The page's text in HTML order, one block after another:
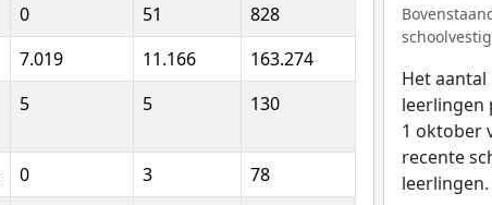
0 51
828
7.019 11.166
163.274
5 5 130
0 3
78
Het
leerlingen
1 oktober
recente
leerlingen.